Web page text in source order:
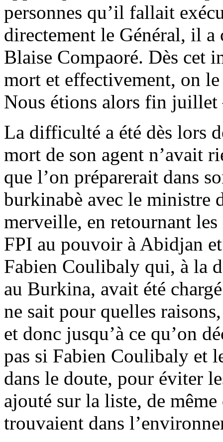
personnes qu’il fallait
directement le Général, il a
Blaise Compaoré. Dès cet
mort et effectivement, on
Nous étions alors fin juillet
La difficulté a été dès lors
mort de son agent n’avait
que l’on préparerait dans
burkinabè avec le ministre
merveille, en retournant
FPI au pouvoir à Abidjan
Fabien Coulibaly qui, à la
au Burkina, avait été
ne sait pour quelles
et donc jusqu’à ce qu’on
pas si Fabien Coulibaly et
dans le doute, pour éviter
ajouté sur la liste, de
trouvaient dans